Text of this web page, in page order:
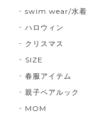
swim wear/水着
ハロウィン
クリスマス
SIZE
春服アイテム
親子ペアルック
MOM